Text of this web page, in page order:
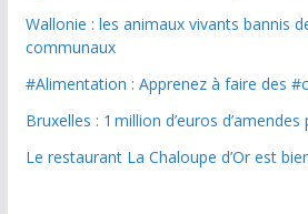
Wallonie : les animaux vivants bannis
communaux
#Alimentation : Apprenez à faire des
Bruxelles : 1 million d’euros
Le restaurant La Chaloupe d’Or est